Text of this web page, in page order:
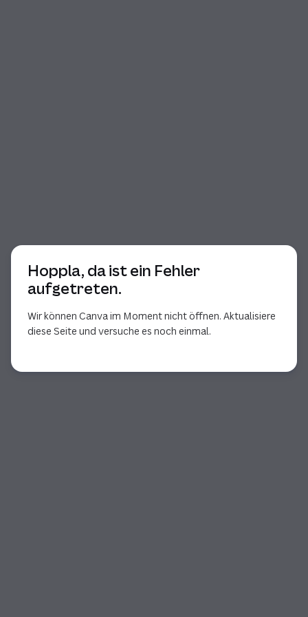
Hoppla, da ist ein Fehler
aufgetreten.
Wir können Canva im Moment nicht öffnen. Aktualisiere
diese Seite und versuche es noch einmal.